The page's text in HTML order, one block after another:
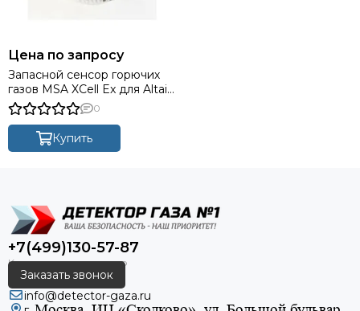
Цена по запросу
Запасной сенсор горючих
газов MSA XCell Ex для Altair
4XR
0
Купить
+7(499)130-57-87
Заказать звонок
info@detector-gaza.ru